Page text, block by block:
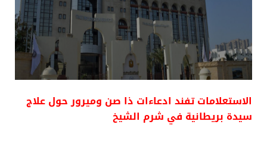
الاستعلامات تفند ادعاءات ذا صن وميرور حول علاج
سيدة بريطانية في شرم الشيخ